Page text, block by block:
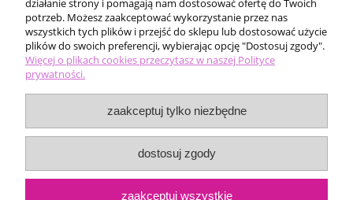
Pomoc
Moje konto
Płatności i dostawa
Informacje
działanie strony i pomagają nam dostosować ofertę do Twoich
potrzeb. Możesz zaakceptować wykorzystanie przez nas
wszystkich tych plików i przejść do sklepu lub dostosować użycie
plików do swoich preferencji, wybierając opcję "Dostosuj zgody".
Więcej o plikach cookies przeczytasz w naszej Polityce
prywatności.
zaakceptuj tylko niezbędne
dostosuj zgody
zaakceptuj wszystkie